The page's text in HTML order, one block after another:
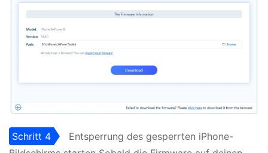
Schritt 4
Entsperrung des gesperrten iPhone-